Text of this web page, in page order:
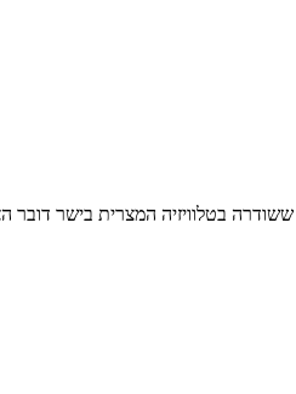
בטלוויזיה המצרית בישר דובר